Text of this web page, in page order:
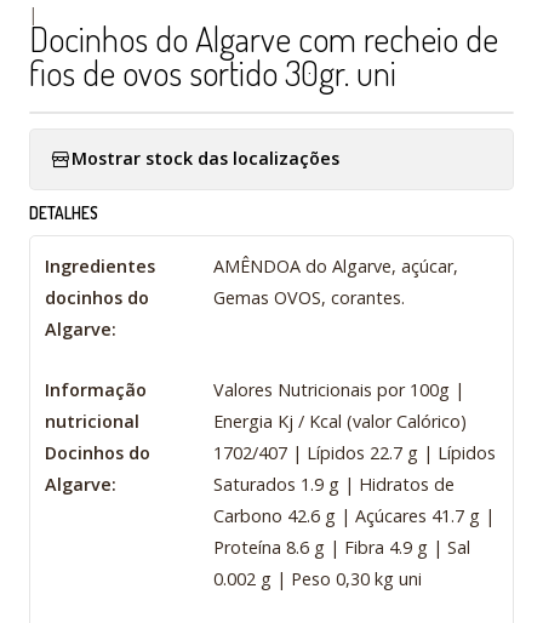
|
Docinhos do Algarve com recheio de
fios de ovos sortido 30gr. uni
Mostrar stock das localizações
DETALHES
Ingredientes
docinhos do
Algarve:
AMÊNDOA do Algarve, açúcar,
Gemas OVOS, corantes.
Informação
nutricional
Docinhos do
Algarve:
Valores Nutricionais por 100g |
Energia Kj / Kcal (valor Calórico)
1702/407 | Lípidos 22.7 g | Lípidos
Saturados 1.9 g | Hidratos de
Carbono 42.6 g | Açúcares 41.7 g |
Proteína 8.6 g | Fibra 4.9 g | Sal
0.002 g | Peso 0,30 kg uni